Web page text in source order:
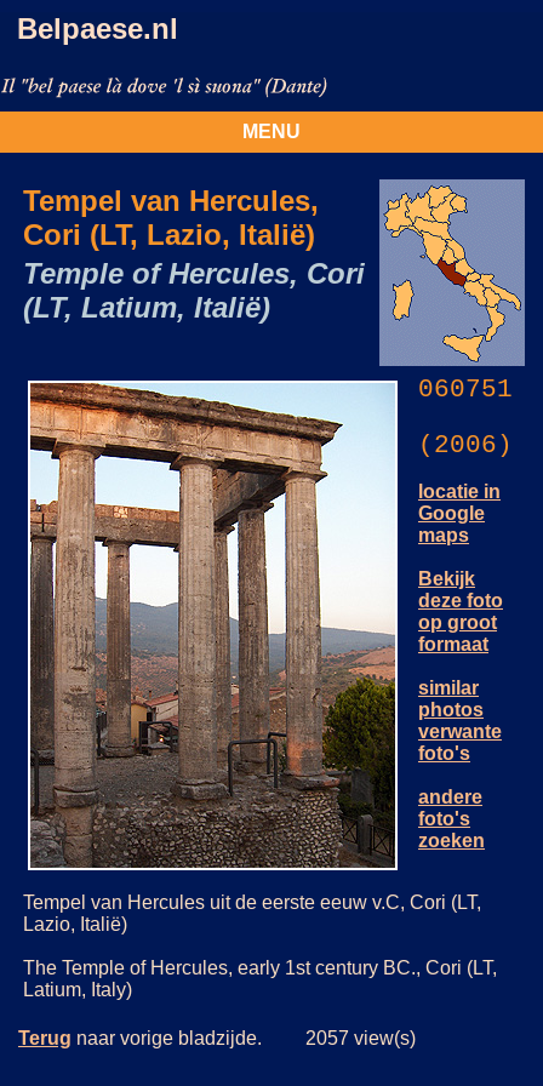
Belpaese.nl
MENU
Tempel van Hercules,
Cori (LT, Lazio, Italië)
Temple of Hercules, Cori
(LT, Latium, Italië)
060751
(2006)
locatie in
Google
maps
Bekijk
deze foto
op groot
formaat
similar
photos
verwante
foto's
andere
foto's
zoeken
Tempel van Hercules uit de eerste eeuw v.C, Cori (LT,
Lazio, Italië)
The Temple of Hercules, early 1st century BC., Cori (LT,
Latium, Italy)
Terug naar vorige bladzijde. 2057 view(s)